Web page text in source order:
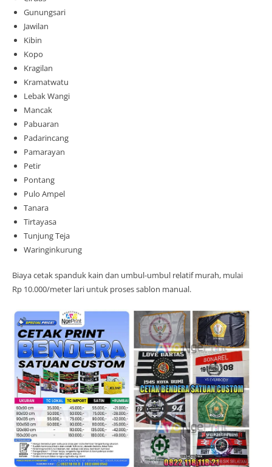
Gunungsari
Jawilan
Kibin
Kopo
Kragilan
Kramatwatu
Lebak Wangi
Mancak
Pabuaran
Padarincang
Pamarayan
Petir
Pontang
Pulo Ampel
Tanara
Tirtayasa
Tunjung Teja
Waringinkurung
Biaya cetak spanduk kain dan umbul-umbul relatif murah, mulai
Rp 10.000/meter lari untuk proses sablon manual.